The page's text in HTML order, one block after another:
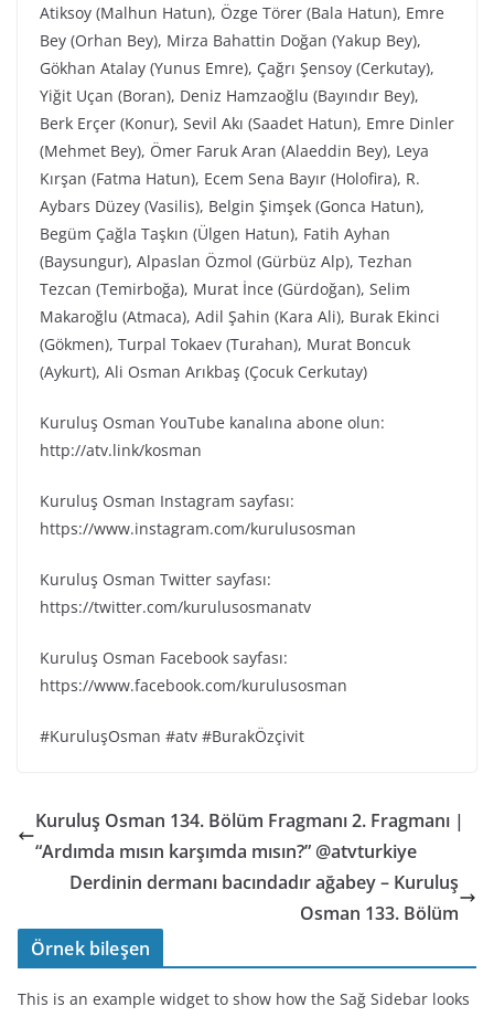
Atiksoy (Malhun Hatun), Özge Törer (Bala Hatun), Emre
Bey (Orhan Bey), Mirza Bahattin Doğan (Yakup Bey),
Gökhan Atalay (Yunus Emre), Çağrı Şensoy (Cerkutay),
Yiğit Uçan (Boran), Deniz Hamzaoğlu (Bayındır Bey),
Berk Erçer (Konur), Sevil Akı (Saadet Hatun), Emre Dinler
(Mehmet Bey), Ömer Faruk Aran (Alaeddin Bey), Leya
Kırşan (Fatma Hatun), Ecem Sena Bayır (Holofira), R.
Aybars Düzey (Vasilis), Belgin Şimşek (Gonca Hatun),
Begüm Çağla Taşkın (Ülgen Hatun), Fatih Ayhan
(Baysungur), Alpaslan Özmol (Gürbüz Alp), Tezhan
Tezcan (Temirboğa), Murat İnce (Gürdoğan), Selim
Makaroğlu (Atmaca), Adil Şahin (Kara Ali), Burak Ekinci
(Gökmen), Turpal Tokaev (Turahan), Murat Boncuk
(Aykurt), Ali Osman Arıkbaş (Çocuk Cerkutay)
Kuruluş Osman YouTube kanalına abone olun:
http://atv.link/kosman
Kuruluş Osman Instagram sayfası:
https://www.instagram.com/kurulusosman
Kuruluş Osman Twitter sayfası:
https://twitter.com/kurulusosmanatv
Kuruluş Osman Facebook sayfası:
https://www.facebook.com/kurulusosman
#KuruluşOsman #atv #BurakÖzçivit
Kuruluş Osman 134. Bölüm Fragmanı 2. Fragmanı |
“Ardımda mısın karşımda mısın?” @atvturkiye
Derdinin dermanı bacındadır ağabey – Kuruluş
Osman 133. Bölüm
Örnek bileşen
This is an example widget to show how the Sağ Sidebar looks